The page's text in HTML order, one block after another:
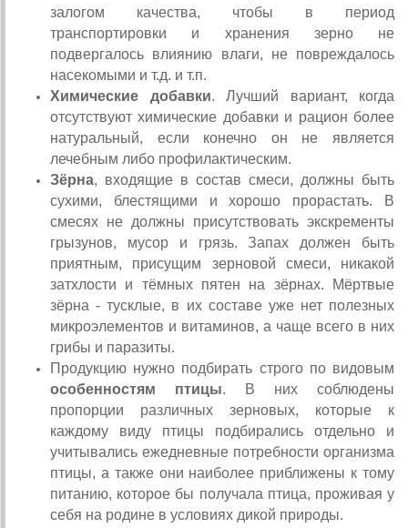
залогом качества, чтобы в период
транспортировки и хранения зерно не
подвергалось влиянию влаги, не повреждалось
насекомыми и т.д. и т.п.
Химические добавки. Лучший вариант, когда
отсутствуют химические добавки и рацион более
натуральный, если конечно он не является
лечебным либо профилактическим.
Зёрна, входящие в состав смеси, должны быть
сухими, блестящими и хорошо прорастать. В
смесях не должны присутствовать экскременты
грызунов, мусор и грязь. Запах должен быть
приятным, присущим зерновой смеси, никакой
затхлости и тёмных пятен на зёрнах. Мёртвые
зёрна - тусклые, в их составе уже нет полезных
микроэлементов и витаминов, а чаще всего в них
грибы и паразиты.
Продукцию нужно подбирать строго по видовым
особенностям птицы. В них соблюдены
пропорции различных зерновых, которые к
каждому виду птицы подбирались отдельно и
учитывались ежедневные потребности организма
птицы, а также они наиболее приближены к тому
питанию, которое бы получала птица, проживая у
себя на родине в условиях дикой природы.